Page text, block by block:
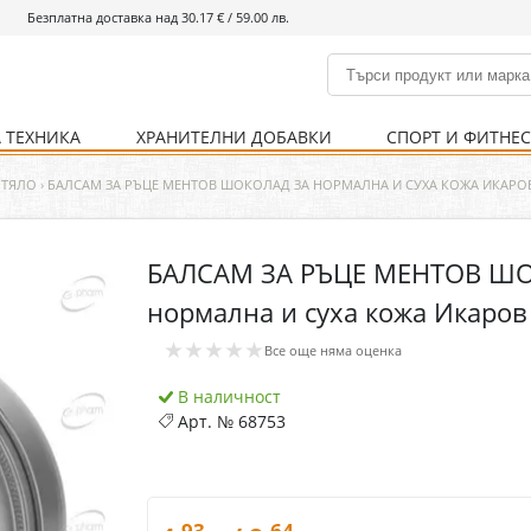
Безплатна доставка над 30.17 € / 59.00 лв.
% Хранителни добавки % Спорт и фитнес
Болно гърло Ваксини
Кости и стави Нервна система
Храносмилателна
Хомеопатия
Инхалатори Термометри
ХРАНИТЕЛНИ ДОБАВКИ
Кости и стави Нервна система
СПОРТ И ФИТНЕС
Храни и напитки Уреди и аксесоари
Детска козметика Козметика за мъже
Уреди Хранене
Хигиена на тялото Предпазни стредства
› БАЛСАМ ЗА РЪЦЕ МЕНТОВ ШОКОЛАД ЗА НОРМАЛНА И СУХА КОЖА
БАЛСАМ ЗА РЪЦЕ МЕНТОВ
нормална и суха кожа Икаров
★★★★★ Все още няма оценка
В наличност
Арт. №68753